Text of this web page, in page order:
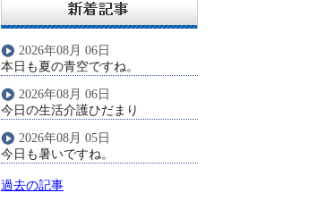
2026年08月 06日
本日も夏の青空ですね。
2026年08月 06日
今日の生活介護ひだまり
2026年08月 05日
今日も暑いですね。
過去の記事